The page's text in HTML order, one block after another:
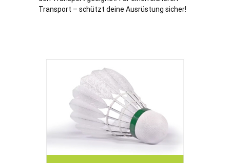
Transport – schützt deine Ausrüstung sicher!